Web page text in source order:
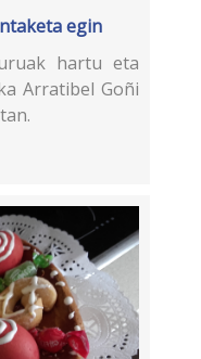
egin
hartu eta
Arratibel Goñi